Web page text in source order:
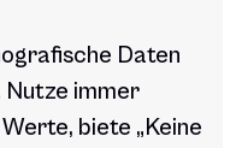
Daten
Nutze immer
biete „Keine